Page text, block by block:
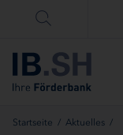
Menü überspringen
Startseite / Aktuelles /